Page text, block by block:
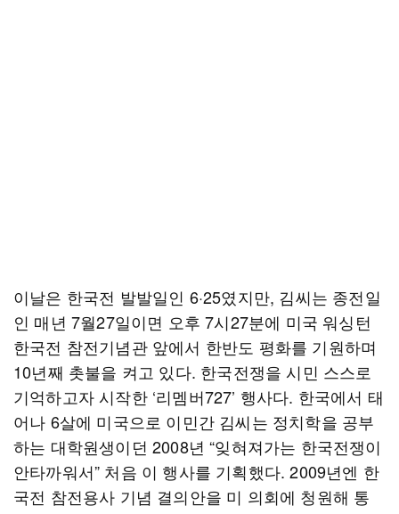
이날은 한국전 발발일인 6·25였지만, 김씨는 종전일
인 매년 7월27일이면 오후 7시27분에 미국 워싱턴
한국전 참전기념관 앞에서 한반도 평화를 기원하며
10년째 촛불을 켜고 있다. 한국전쟁을 시민 스스로
기억하고자 시작한 ‘리멤버727’ 행사다. 한국에서 태
어나 6살에 미국으로 이민간 김씨는 정치학을 공부
하는 대학원생이던 2008년 “잊혀져가는 한국전쟁이
안타까워서” 처음 이 행사를 기획했다. 2009년엔 한
국전 참전용사 기념 결의안을 미 의회에 청원해 통